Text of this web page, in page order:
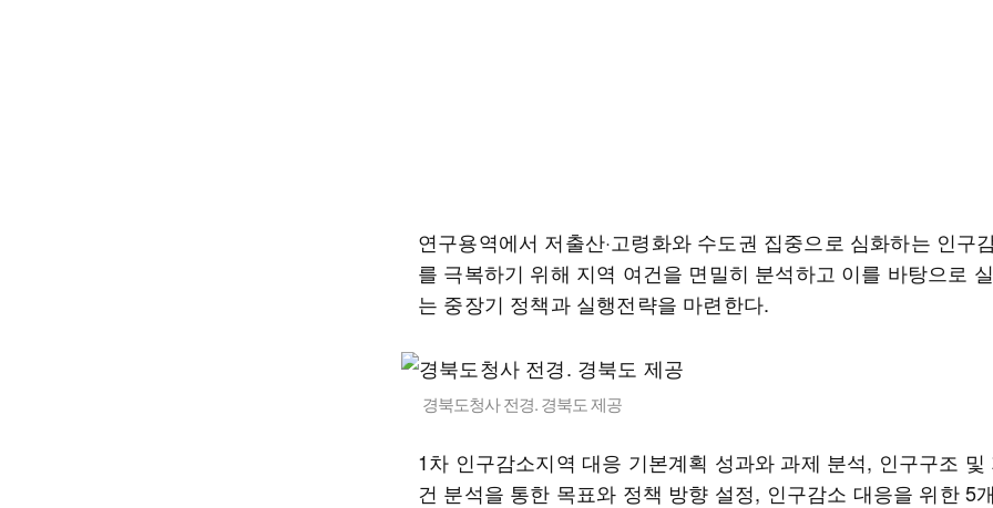
연구용역에서 저출산·고령화와 수도권 집중으로 심화하는 인구
를 극복하기 위해 지역 여건을 면밀히 분석하고 이를 바탕으로
는 중장기 정책과 실행전략을 마련한다.
경북도청사 전경. 경북도 제공
1차 인구감소지역 대응 기본계획 성과와 과제 분석, 인구구조 및
건 분석을 통한 목표와 정책 방향 설정, 인구감소 대응을 위한 5